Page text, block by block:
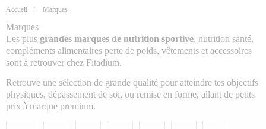
Accueil Marques
Marques
Les plus grandes marques de nutrition sportive, nutrition santé,
compléments alimentaires perte de poids, vêtements et accessoires
sont à retrouver chez Fitadium.
Retrouve une sélection de grande qualité pour atteindre tes objectifs
physiques, dépassement de soi, ou remise en forme, allant de petits
prix à marque premium.